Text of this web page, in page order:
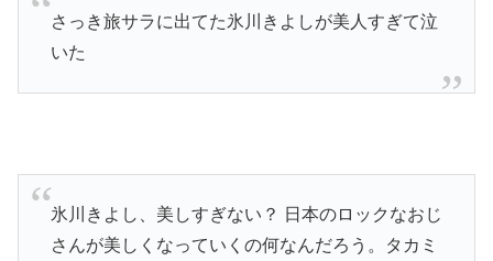
さっき旅サラに出てた氷川きよしが美人すぎて泣
いた
氷川きよし、美しすぎない？ 日本のロックなおじ
さんが美しくなっていくの何なんだろう。タカミ